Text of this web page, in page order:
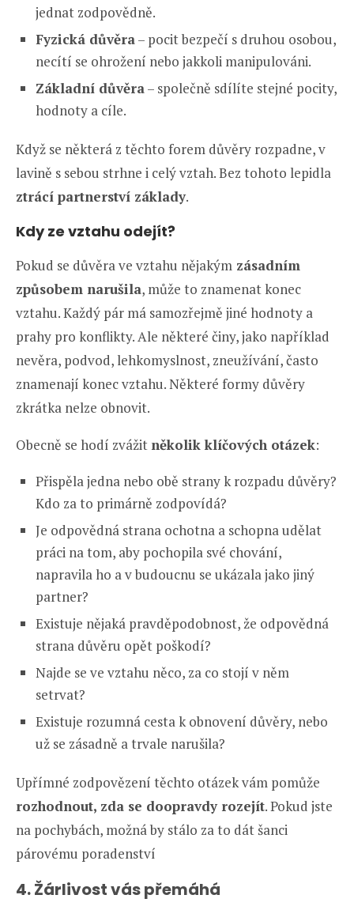
jednat zodpovědně.
Fyzická důvěra– pocit bezpečí s druhou osobou,
necítí se ohrožení nebo jakkoli manipulováni.
Základní důvěra– společně sdílíte stejné pocity,
hodnoty a cíle.
Když se některá z těchto forem důvěry rozpadne, v
lavině s sebou strhne i celý vztah. Bez tohoto lepidla
ztrácí partnerství základy.
Kdy ze vztahu odejít?
Pokud se důvěra ve vztahu nějakým zásadním
způsobem narušila, může to znamenat konec
vztahu. Každý pár má samozřejmě jiné hodnoty a
prahy pro konflikty. Ale některé činy, jako například
nevěra, podvod, lehkomyslnost, zneužívání, často
znamenají konec vztahu. Některé formy důvěry
zkrátka nelze obnovit.
Obecně se hodí zvážit několik klíčových otázek:
Přispěla jedna nebo obě strany k rozpadu důvěry?
Kdo za to primárně zodpovídá?
Je odpovědná strana ochotna a schopna udělat
práci na tom, aby pochopila své chování,
napravila ho a v budoucnu se ukázala jako jiný
partner?
Existuje nějaká pravděpodobnost, že odpovědná
strana důvěru opět poškodí?
Najde se ve vztahu něco, za co stojí v něm
setrvat?
Existuje rozumná cesta k obnovení důvěry, nebo
už se zásadně a trvale narušila?
Upřímné zodpovězení těchto otázek vám pomůže
rozhodnout, zda se doopravdy rozejít. Pokud jste
na pochybách, možná by stálo za to dát šanci
párovému poradenství
4. Žárlivost vás přemáhá